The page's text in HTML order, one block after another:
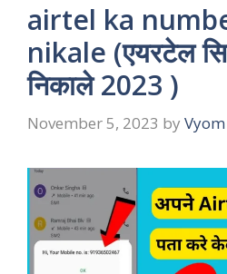
airtel ka
nikale (एयरटेल
निकाले 2023 )
November 5, 2023 by